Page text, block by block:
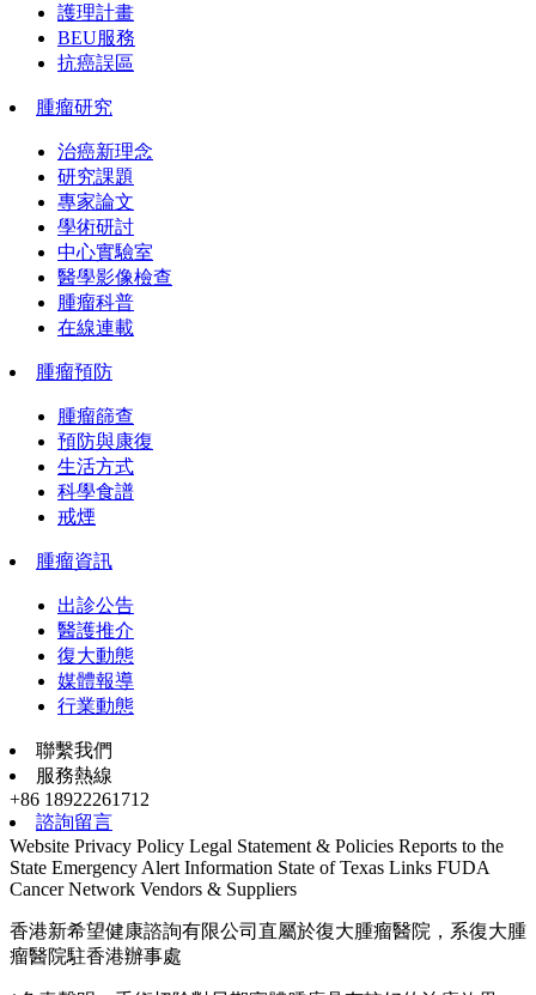
護理計畫
BEU服務
抗癌誤區
腫瘤研究
治癌新理念
研究課題
專家論文
學術研討
中心實驗室
醫學影像檢查
腫瘤科普
在線連載
腫瘤預防
腫瘤篩查
預防與康復
生活方式
科學食譜
戒煙
腫瘤資訊
出診公告
醫護推介
復大動態
媒體報導
行業動態
聯繫我們
服務熱線
+86 18922261712
諮詢留言
Website Privacy Policy Legal Statement & Policies Reports to the
State Emergency Alert Information State of Texas Links FUDA
Cancer Network Vendors & Suppliers
香港新希望健康諮詢有限公司直屬於復大腫瘤醫院，系復大腫
瘤醫院駐香港辦事處